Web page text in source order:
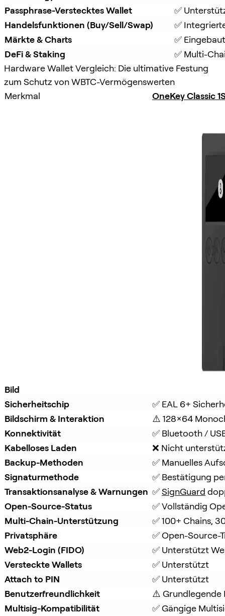
Passphrase-Verstecktes Wallet
✅
Handelsfunktionen (Buy/Sell/Swap)
✅
Märkte & Charts
✅
DeFi & Staking
✅ Multi-
Hardware Wallet Vergleich: Die ultimative Festung
zum Schutz von WBTC-Vermögenswerten
Merkmal
OneKey Classic
Bild
Sicherheitschip
✅ EAL 6+
Bildschirm & Interaktion
⚠️ 128×64
Konnektivität
✅ Bluetooth /
Kabelloses Laden
❌ Nicht
Backup-Methoden
✅ Manuelles
Signaturmethode
✅ Bestätigung
Transaktionsanalyse & Warnungen ✅ SignGuard
Open-Source-Status
✅ Vollständig
Multi-Chain-Unterstützung
✅ 100+ Chains,
Privatsphäre
✅ Open-Source-
Web2-Login (FIDO)
✅ Unterstützt
Versteckte Wallets
✅ Unterstützt
Attach to PIN
✅ Unterstützt
Benutzerfreundlichkeit
⚠️ Grundlegende
Multisig-Kompatibilität
✅ Gängige